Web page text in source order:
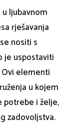
ljubavnom
rješavanja
nositi s
je uspostaviti
elementi
u kojem
potrebe i želje,
zadovoljstva.